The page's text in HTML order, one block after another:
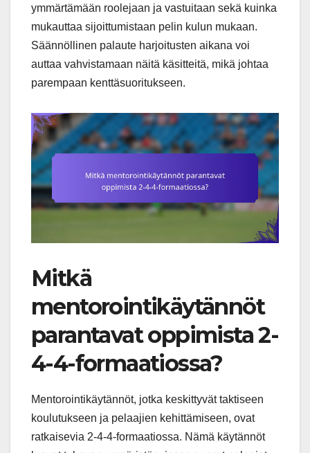
ymmärtämään roolejaan ja vastuitaan sekä kuinka
mukauttaa sijoittumistaan pelin kulun mukaan.
Säännöllinen palaute harjoitusten aikana voi
auttaa vahvistamaan näitä käsitteitä, mikä johtaa
parempaan kenttäsuoritukseen.
Mitkä
mentorointikäytännöt
parantavat oppimista 2-
4-4-formaatiossa?
Mentorointikäytännöt, jotka keskittyvät taktiseen
koulutukseen ja pelaajien kehittämiseen, ovat
ratkaisevia 2-4-4-formaatiossa. Nämä käytännöt